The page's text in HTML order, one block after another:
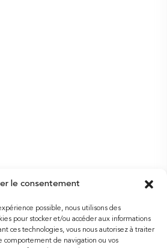
le consentement
possible, nous utilisons des
pour stocker et/ou accéder aux informations
ces technologies, vous nous autorisez à traiter
comportement de navigation ou vos